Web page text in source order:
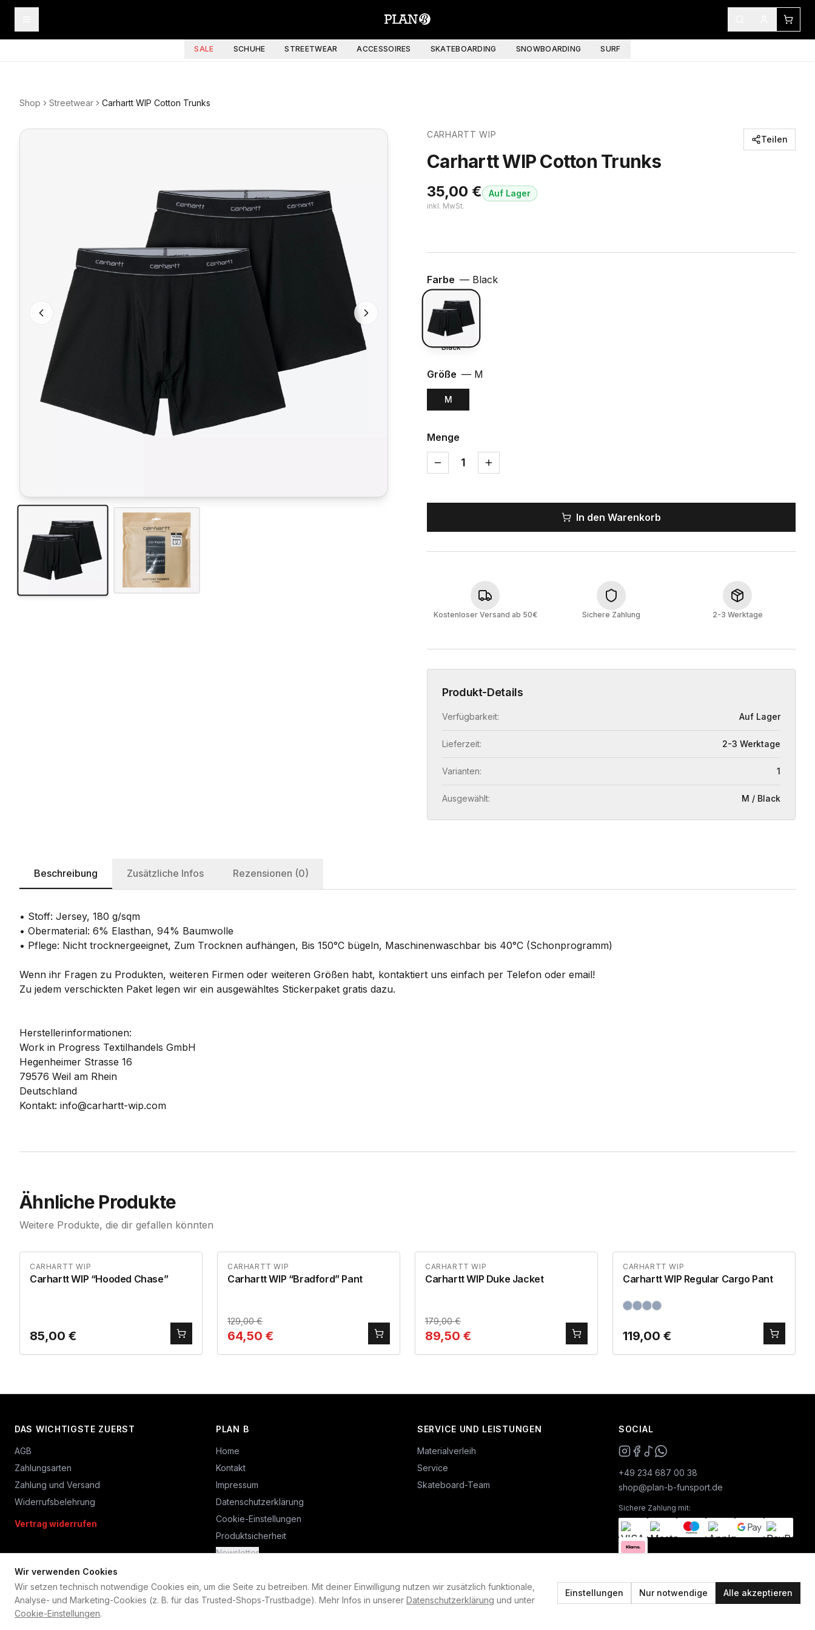
Wir verwenden Cookies
Wir setzen technisch notwendige Cookies ein, um die Seite zu betreiben. Mit deiner Einwilligung nutzen wir zusätzlich funktionale,
Analyse- und Marketing-Cookies (z. B. für das Trusted-Shops-Trustbadge). Mehr Infos in unserer Datenschutzerklärung und unter
Cookie-Einstellungen.
Einstellungen Nur notwendige Alle akzeptieren
SALE SCHUHE STREETWEAR ACCESSOIRES SKATEBOARDING SNOWBOARDING SURF
Shop Streetwear Carhartt WIP Cotton Trunks
CARHARTT WIP
Carhartt WIP Cotton Trunks
35,00 €
inkl. MwSt.
Auf Lager
Teilen
Farbe — Black
Black
Größe — M
M
Menge
1
In den Warenkorb
Kostenloser Versand ab 50€ Sichere Zahlung 2-3 Werktage
Produkt-Details
Verfügbarkeit: Auf Lager
Lieferzeit: 2-3 Werktage
Varianten: 1
Ausgewählt: M / Black
Beschreibung Zusätzliche Infos Rezensionen (0)
• Stoff: Jersey, 180 g/sqm
• Obermaterial: 6% Elasthan, 94% Baumwolle
• Pflege: Nicht trocknergeeignet, Zum Trocknen aufhängen, Bis 150°C bügeln, Maschinenwaschbar bis 40°C (Schonprogramm)
Wenn ihr Fragen zu Produkten, weiteren Firmen oder weiteren Größen habt, kontaktiert uns einfach per Telefon oder email!
Zu jedem verschickten Paket legen wir ein ausgewähltes Stickerpaket gratis dazu.
Herstellerinformationen:
Work in Progress Textilhandels GmbH
Hegenheimer Strasse 16
79576 Weil am Rhein
Deutschland
Kontakt: info@carhartt-wip.com
Ähnliche Produkte
Weitere Produkte, die dir gefallen könnten
CARHARTT WIP
Carhartt WIP “Hooded Chase”
85,00 €
CARHARTT WIP
Carhartt WIP “Bradford” Pant
129,00€
64,50 €
CARHARTT WIP
Carhartt WIP Duke Jacket
179,00€
89,50 €
CARHARTT WIP
Carhartt WIP Regular Cargo Pant
119,00 €
DAS WICHTIGSTE ZUERST
AGB
Zahlungsarten
Zahlung und Versand
Widerrufsbelehrung
Vertrag widerrufen
PLAN B
Home
Kontakt
Impressum
Datenschutzerklärung
Cookie-Einstellungen
Produktsicherheit
Newsletter
SERVICE UND LEISTUNGEN
Materialverleih
Service
Skateboard-Team
SOCIAL
+49 234 687 00 38
shop@plan-b-funsport.de
Sichere Zahlung mit:
©2026 Plan B. Alle Rechte vorbehalten.